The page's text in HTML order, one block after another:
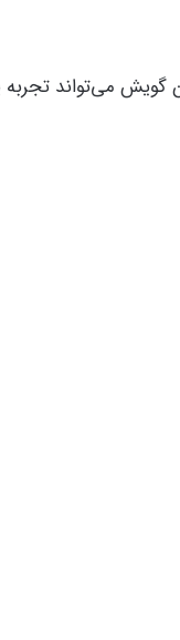
می‌تواند تجربه